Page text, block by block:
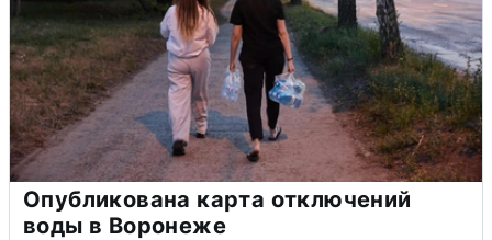
Опубликована карта отключений
воды в Воронеже